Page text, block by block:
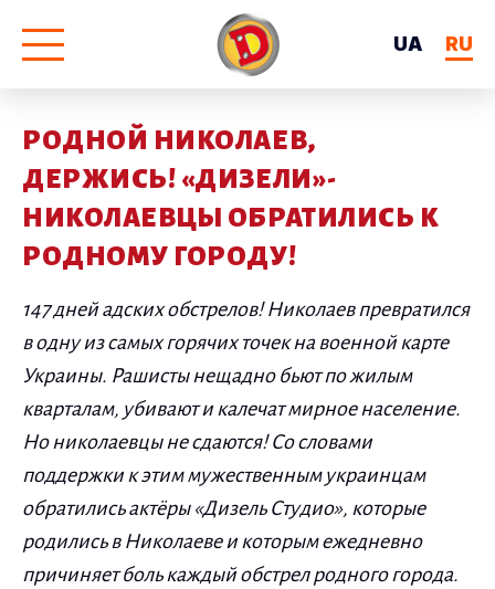
UA
RU
РОДНОЙ НИКОЛАЕВ,
ДЕРЖИСЬ! «ДИЗЕЛИ»-
НИКОЛАЕВЦЫ ОБРАТИЛИСЬ К
РОДНОМУ ГОРОДУ!
147 дней адских обстрелов! Николаев превратился
в одну из самых горячих точек на военной карте
Украины. Рашисты нещадно бьют по жилым
кварталам, убивают и калечат мирное население.
Но николаевцы не сдаются! Со словами
поддержки к этим мужественным украинцам
обратились актёры «Дизель Студио», которые
родились в Николаеве и которым ежедневно
причиняет боль каждый обстрел родного города.